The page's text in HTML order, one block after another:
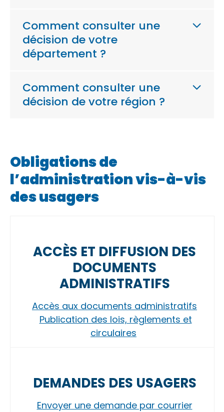
Comment consulter une
décision de votre
département ?
Comment consulter une
décision de votre région ?
Obligations de
l’administration vis-à-vis
des usagers
ACCÈS ET DIFFUSION DES
DOCUMENTS
ADMINISTRATIFS
Accès aux documents administratifs
Publication des lois, règlements et
circulaires
DEMANDES DES USAGERS
Envoyer une demande par courrier